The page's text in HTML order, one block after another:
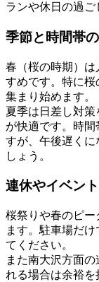
ランや休日の過ご
季節と時間帯
春（桜の時期）は
すめです。特に
集まり始めます。
夏季は日差し対
が快適です。時
すが、午後遅くに
しょう。
連休やイベン
桜祭りや春のピー
ます。駐車場だ
てください。
また南大沢方面
れる場合は余裕